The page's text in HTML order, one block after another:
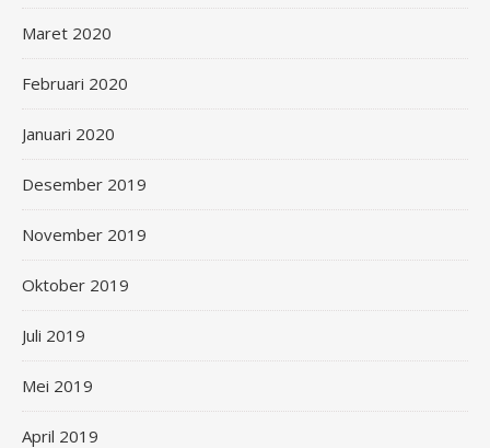
Maret 2020
Februari 2020
Januari 2020
Desember 2019
November 2019
Oktober 2019
Juli 2019
Mei 2019
April 2019